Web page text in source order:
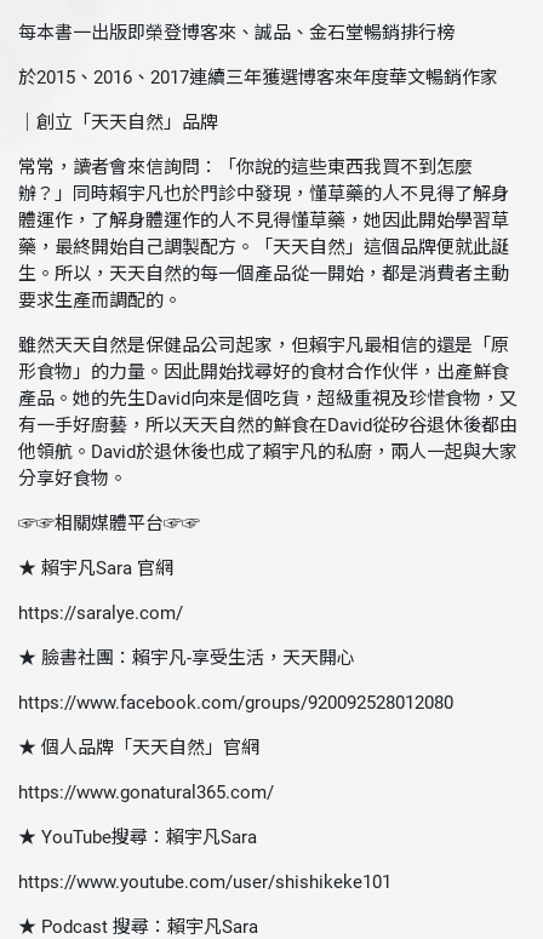
每本書一出版即榮登博客來、誠品、金石堂暢銷排行榜
於2015、2016、2017連續三年獲選博客來年度華文暢銷作家
｜創立「天天自然」品牌
常常，讀者會來信詢問：「你說的這些東西我買不到怎麼
辦？」同時賴宇凡也於門診中發現，懂草藥的人不見得了解身
體運作，了解身體運作的人不見得懂草藥，她因此開始學習草
藥，最終開始自己調製配方。「天天自然」這個品牌便就此誕
生。所以，天天自然的每一個產品從一開始，都是消費者主動
要求生產而調配的。
雖然天天自然是保健品公司起家，但賴宇凡最相信的還是「原
形食物」的力量。因此開始找尋好的食材合作伙伴，出產鮮食
產品。她的先生David向來是個吃貨，超級重視及珍惜食物，又
有一手好廚藝，所以天天自然的鮮食在David從矽谷退休後都由
他領航。David於退休後也成了賴宇凡的私廚，兩人一起與大家
分享好食物。
☞☞相關媒體平台☞☞
★ 賴宇凡Sara 官網
https://saralye.com/
★ 臉書社團：賴宇凡-享受生活，天天開心
https://www.facebook.com/groups/920092528012080
★ 個人品牌「天天自然」官網
https://www.gonatural365.com/
★ YouTube搜尋：賴宇凡Sara
https://www.youtube.com/user/shishikeke101
★ Podcast 搜尋：賴宇凡Sara